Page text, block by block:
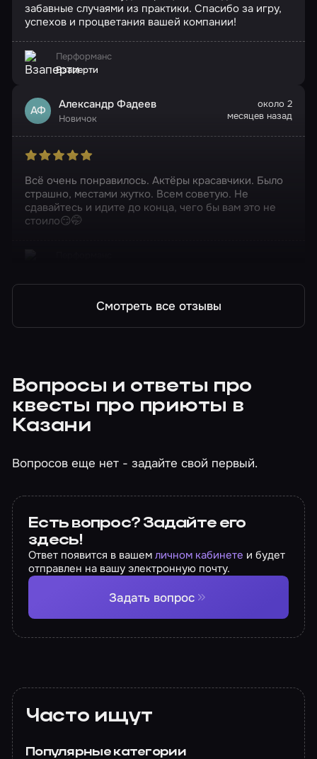
забавные случаями из практики. Спасибо за игру,
успехов и процветания вашей компании!
Перформанс
Взаперти
АФ Александр Фадеев
Новичок
около 2
месяцев назад
Всё очень понравилось. Актёры красавчики. Было
страшно, местами жутко. Всем советую. Не
сдавайтесь и идите до конца, чего бы вам это не
стоило😏🤭
Смотреть все отзывы
Вопросы и ответы про
квесты про приюты в
Казани
Вопросов еще нет - задайте свой первый.
Есть вопрос? Задайте его
здесь!
Ответ появится в вашемличном кабинете и будет
отправлен на вашу электронную почту.
Задать вопрос
Часто ищут
Популярные категории